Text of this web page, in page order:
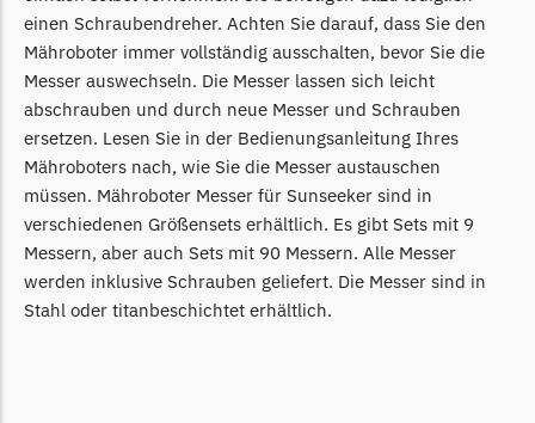
einen Schraubendreher. Achten Sie darauf, dass Sie den
Mähroboter immer vollständig ausschalten, bevor Sie die
Messer auswechseln. Die Messer lassen sich leicht
abschrauben und durch neue Messer und Schrauben
ersetzen. Lesen Sie in der Bedienungsanleitung Ihres
Mähroboters nach, wie Sie die Messer austauschen
müssen. Mähroboter Messer für Sunseeker sind in
verschiedenen Größensets erhältlich. Es gibt Sets mit 9
Messern, aber auch Sets mit 90 Messern. Alle Messer
werden inklusive Schrauben geliefert. Die Messer sind in
Stahl oder titanbeschichtet erhältlich.